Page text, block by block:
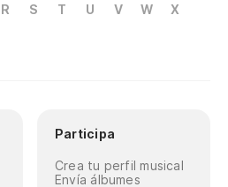
R S T U V W
X
Participa
Crea tu perfil musical
Envía álbumes